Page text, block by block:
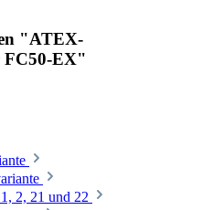
"ATEX-
FC50-EX"
2, 21 und 22